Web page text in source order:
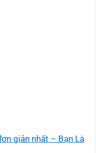
giản nhất – Bạn Là